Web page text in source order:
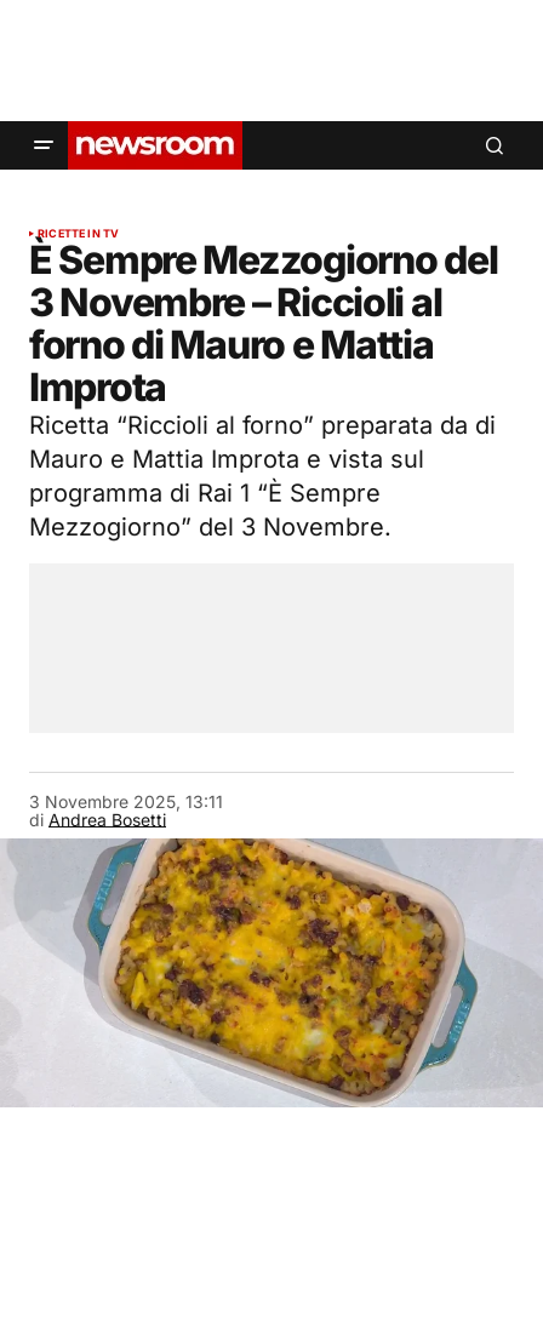
RICETTE IN TV
È Sempre Mezzogiorno del
3 Novembre – Riccioli al
forno di Mauro e Mattia
Improta
Ricetta “Riccioli al forno” preparata da di
Mauro e Mattia Improta e vista sul
programma di Rai 1 “È Sempre
Mezzogiorno” del 3 Novembre.
di Andrea Bosetti
3 Novembre 2025, 13:11